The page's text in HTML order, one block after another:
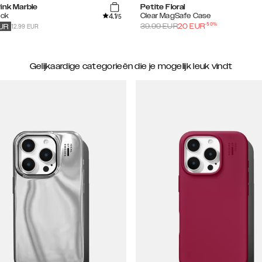
Marble
4.1/5
12.99 EUR
Petite Floral
Clear MagSafe Case
39.99EUR20 EUR-50%
Gelijkaardige categorieën die je mogelijk leuk vindt